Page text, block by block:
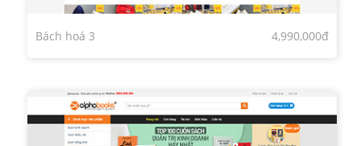
Bách hoá 3 4,990,000đ